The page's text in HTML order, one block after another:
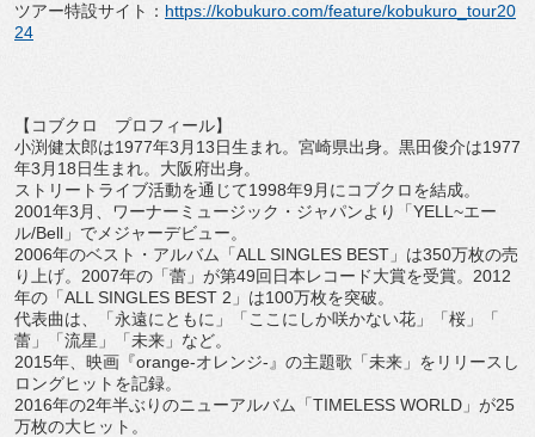
ツアー特設サイト： https://kobukuro.com/feature/kobukuro_tour20
24
【コブクロ プロフィール】
小渕健太郎は1977年3月13日生まれ。宮崎県出身。 黒田俊介は1977
年3月18日生まれ。大阪府出身。
ストリートライブ活動を通じて1998年9月にコブクロを結成。
2001年3月、ワーナーミュージック・ジャパンより「YELL~エー
ル/Bell」でメジャーデビュー。
2006年のベスト・アルバム「ALL SINGLES BEST」は350万枚の売
り上げ。2007年の「蕾」 が第49回日本レコード大賞を受賞。2012
年の「ALL SINGLES BEST 2」は100万枚を突破。
代表曲は、「永遠にともに」「ここにしか咲かない花」「桜」「
蕾」「流星」「未来」など。
2015年、映画『orange-オレンジ-』の主題歌「未来」 をリリースし
ロングヒットを記録。
2016年の2年半ぶりのニューアルバム「TIMELESS WORLD」が25
万枚の大ヒット。